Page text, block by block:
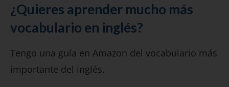
¿Quieres aprender mucho más
vocabulario en inglés?
Tengo una guía en Amazon del vocabulario más
importante del inglés.